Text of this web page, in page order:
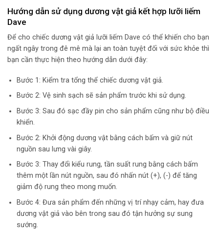
Hướng dẫn sử dụng dương vật giả kết hợp lưỡi liếm
Dave
Để cho chiếc dương vật giả lưỡi liếm Dave có thể khiến cho bạn
ngất ngây trong đê mê mà lại an toàn tuyệt đối với sức khỏe thì
bạn cần thực hiện theo hướng dẫn dưới đây:
Bước 1: Kiểm tra tổng thể chiếc dương vật giả.
Bước 2: Vệ sinh sạch sẽ sản phẩm trước khi sử dụng.
Bước 3: Sau đó sạc đầy pin cho sản phẩm cũng như bộ điều
khiển.
Bước 2: Khởi động dương vật bằng cách bấm và giữ nút
nguồn sau lưng vài giây.
Bước 3: Thay đổi kiểu rung, tần suất rung bằng cách bấm
thêm một lần nút nguồn, sau đó nhấn nút (+), (-) để tăng
giảm độ rung theo mong muốn.
Bước 4: Đưa sản phẩm đến những vị trí nhạy cảm, hay đưa
dương vật giả vào bên trong sau đó tận hưởng sự sung
sướng.